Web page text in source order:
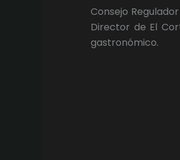
Consejo
Director de El
gastronómico.